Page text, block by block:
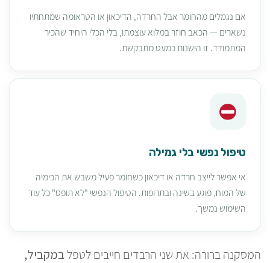
אם נגמלים מהחומר אבל החרדה, הדיכאון או הטראומה שמתחתיו
נשארים — הכאב חוזר במלוא עוצמתו, בלי הכלי היחיד שהכיר
המתמודד. זו הישנות כמעט מתבקשת.
טיפול נפשי בלי גמילה
אי אפשר לייצב חרדה או דיכאון כשחומר פעיל משבש את הכימיה
של המוח, פוגע בשינה ובתרופות. הטיפול הנפשי "לא תופס" כל עוד
השימוש נמשך.
המסקנה ברורה: את שני הרבדים חייבים לטפלבמקביל,